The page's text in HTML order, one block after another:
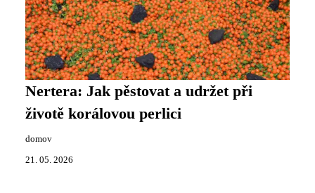
Nertera: Jak pěstovat a udržet při
životě korálovou perlici
domov
21. 05. 2026